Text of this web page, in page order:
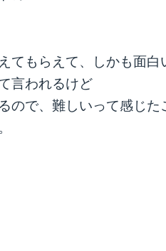
てもらえて、しかも面白
言われるけど
ので、難しいって感じた